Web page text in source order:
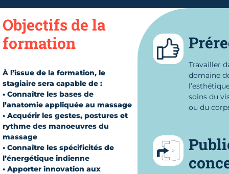
Objectifs de la
formation
À l’issue de la formation, le
stagiaire sera capable de :
• Connaître les bases de
l’anatomie appliquée au massage
• Acquérir les gestes, postures et
rythme des manoeuvres du
massage
• Connaître les spécificités de
l’énergétique indienne
• Apporter innovation aux
Travailler
domaine
soins du
ou du